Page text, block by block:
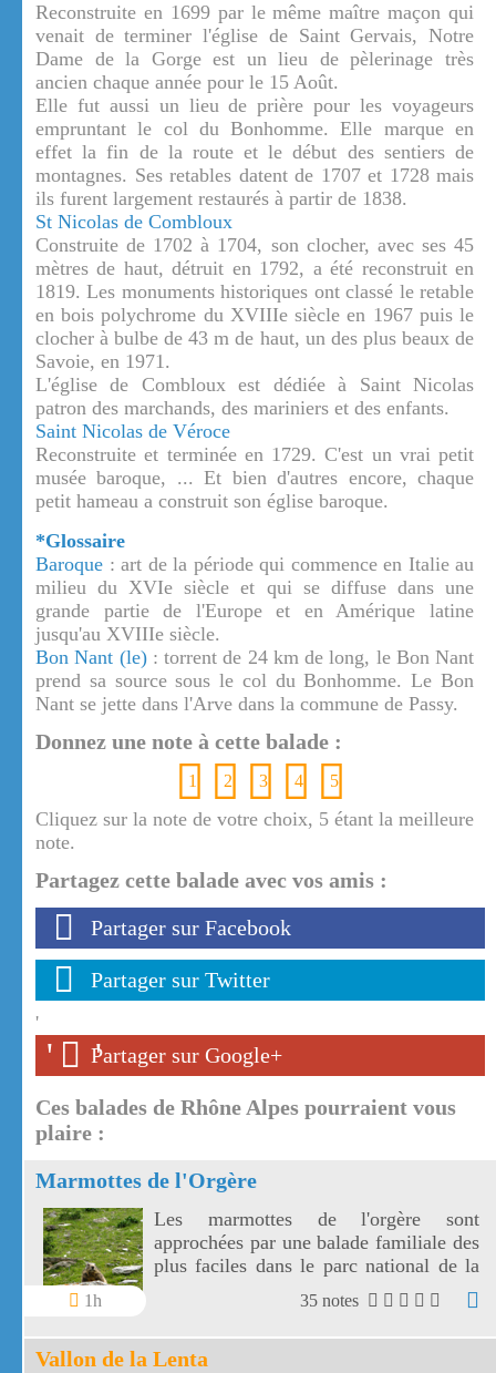
Reconstruite en 1699 par le même maître maçon qui
venait de terminer l'église de Saint Gervais, Notre
Dame de la Gorge est un lieu de pèlerinage très
ancien chaque année pour le 15 Août.
Elle fut aussi un lieu de prière pour les voyageurs
empruntant le col du Bonhomme. Elle marque en
effet la fin de la route et le début des sentiers de
montagnes. Ses retables datent de 1707 et 1728 mais
ils furent largement restaurés à partir de 1838.
St Nicolas de Combloux
Construite de 1702 à 1704, son clocher, avec ses 45
mètres de haut, détruit en 1792, a été reconstruit en
1819. Les monuments historiques ont classé le retable
en bois polychrome du XVIIIe siècle en 1967 puis le
clocher à bulbe de 43 m de haut, un des plus beaux de
Savoie, en 1971.
L'église de Combloux est dédiée à Saint Nicolas
patron des marchands, des mariniers et des enfants.
Saint Nicolas de Véroce
Reconstruite et terminée en 1729. C'est un vrai petit
musée baroque, ... Et bien d'autres encore, chaque
petit hameau a construit son église baroque.
*Glossaire
Baroque : art de la période qui commence en Italie au
milieu du XVIe siècle et qui se diffuse dans une
grande partie de l'Europe et en Amérique latine
jusqu'au XVIIIe siècle.
Bon Nant (le): torrent de 24 km de long, le Bon Nant
prend sa source sous le col du Bonhomme. Le Bon
Nant se jette dans l'Arve dans la commune de Passy.
Donnez une note à cette balade :
1 2 3 4 5
Cliquez sur la note de votre choix, 5 étant la meilleure
note.
Partagez cette balade avec vos amis :
Partager sur Facebook
Partager sur Twitter
'
' '
Partager sur Google+
Ces balades de Rhône Alpes pourraient vous
plaire :
Marmottes de l'Orgère
1h
Les marmottes de l'orgère sont
approchées par une balade familiale des
plus faciles dans le parc national de la
Vanoise. Les marmottes de l'Orgère sont
visibles au fond d'un vallon juste en
dessous des 2000 m d'altitude.
35 notes
Vallon de la Lenta